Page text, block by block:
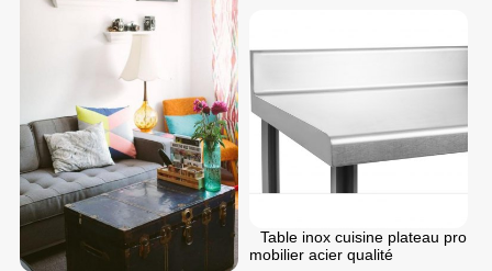
Table inox cuisine plateau pro
mobilier acier qualité